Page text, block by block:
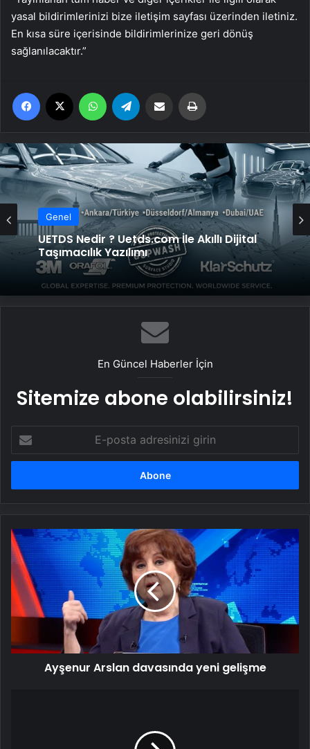
yasal bildirimlerinizi bize iletişim sayfası üzerinden iletiniz.
En kısa süre içerisinde bildirimlerinize geri dönüş
sağlanılacaktır.”
Facebook WhatsApp Email'den paylaş
Genel
UETDS Nedir ? Uetds.com İle Akıllı Dijital
Taşımacılık Yazılımı
En Güncel Haberler İçin
Sitemize abone olabilirsiniz!
posta
adresinizi
Ayşenur
Arslan
davasında
yeni
gelişme
Ayşenur Arslan davasında yeni gelişme